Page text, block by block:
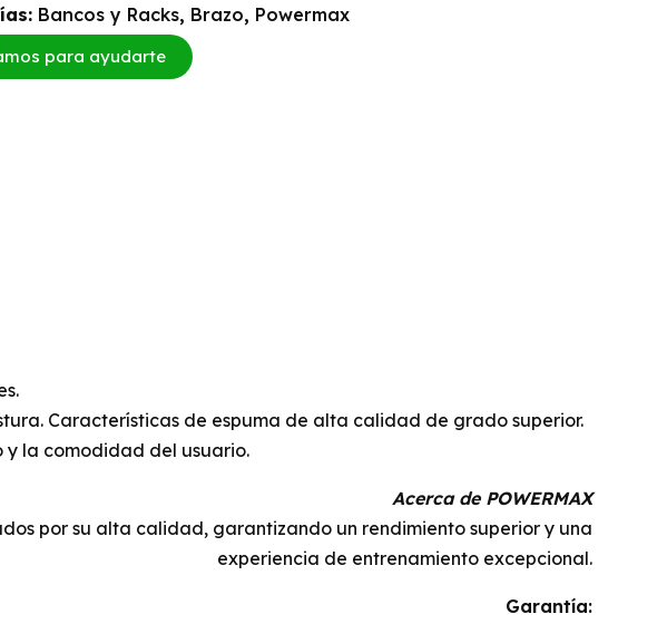
Bancos y Racks, Brazo, Powermax
para ayudarte
Características de espuma de alta calidad de grado superior.
y la comodidad del usuario.
Acerca de POWERMAX
por su alta calidad, garantizando un rendimiento superior y una
experiencia de entrenamiento excepcional.
Garantía: